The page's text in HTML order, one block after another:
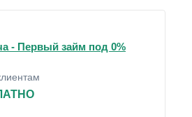
- Первый займ под 0%